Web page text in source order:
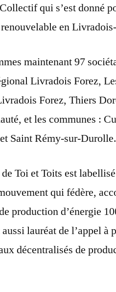
qui s’est donné
en
maintenant 97
Livradois Forez,
Forez, Thiers
et les communes :
Saint Rémy-sur-Durolle.
Toi et Toits est
qui fédère,
production d’énergie
lauréat de l’appel
décentralisés de